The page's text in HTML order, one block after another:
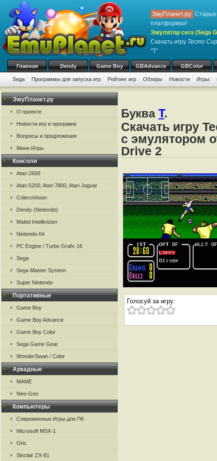
ЭмуПланет.ру: Старые
платформах!
Эмулятор сега (Sega
Скачать игру Tecmo
"T"
Главная Dendy Game Boy GBAdvance GBColor
Sega Программы для запуска игр Рейтинг игр Обзоры Новости Игры:
ЭмуПланет.ру
О проекте
Новости игр и программ
Вопросы и предложения
Мини Игры
Консоли
Atari 2600
Atari 5200, Atari 7800, Atari Jaguar
ColecoVision
Dendy (Nintendo)
Mattel Intellivision
Nintendo 64
PC Engine / Turbo Grafx-16
Sega
Sega Master System
Super Nintendo
Портативные
Game Boy
Game Boy Advance
Game Boy Color
Sega Game Gear
WonderSwan / Color
Аркадные
MAME
Neo-Geo
Компьютеры
Современные Игры для ПК
Microsoft MSX-1
Oric
Sinclair ZX-81
Буква T.
Скачать игру
с эмулятором
Drive 2
Голосуй за игру: